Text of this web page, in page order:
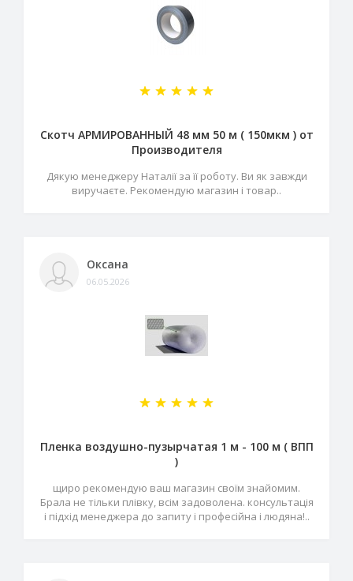
Скотч АРМИРОВАННЫЙ 48 мм 50 м ( 150мкм ) от
Производителя
Дякую менеджеру Наталії за її роботу. Ви як завжди
виручаєте. Рекомендую магазин і товар..
Оксана
06.05.2026
Пленка воздушно-пузырчатая 1 м - 100 м ( ВПП
)
щиро рекомендую ваш магазин своїм знайомим.
Брала не тільки плівку, всім задоволена. консультація
і підхід менеджера до запиту і професійна і людяна!..